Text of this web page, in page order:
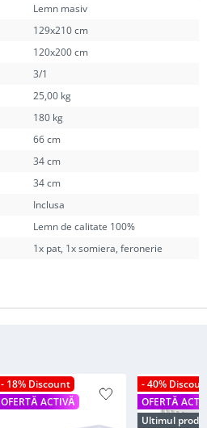
Lemn masiv
129x210 cm
120x200 cm
3/1
25,00 kg
180 kg
66 cm
34 cm
34 cm
Inclusa
Lemn de calitate 100%
1x pat, 1x somiera, feronerie
- 18% Discount
OFERTĂ ACTIVĂ
- 40%
OFERTĂ
Ultimul